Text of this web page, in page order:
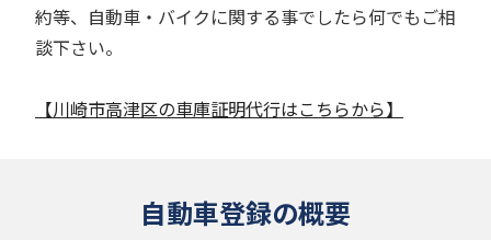
約等、自動車・バイクに関する事でしたら何でもご相
談下さい。
【川崎市高津区の車庫証明代行はこちらから】
自動車登録の概要